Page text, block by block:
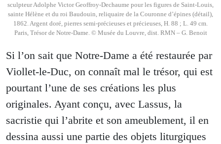
sculpteur Adolphe Victor Geoffroy-Dechaume pour les figures de Saint-Louis,
sainte Hélène et du roi Baudouin, reliquaire de la Couronne d’épines (détail),
1862. Argent doré, pierres semi-précieuses et précieuses, H. 88 ; L. 49 cm.
Paris, Trésor de Notre-Dame. © Musée du Louvre, dist. RMN – G. Benoit
Si l’on sait que Notre-Dame a été restaurée par
Viollet-le-Duc, on connaît mal le trésor, qui est
pourtant l’une de ses créations les plus
originales. Ayant conçu, avec Lassus, la
sacristie qui l’abrite et son ameublement, il en
dessina aussi une partie des objets liturgiques